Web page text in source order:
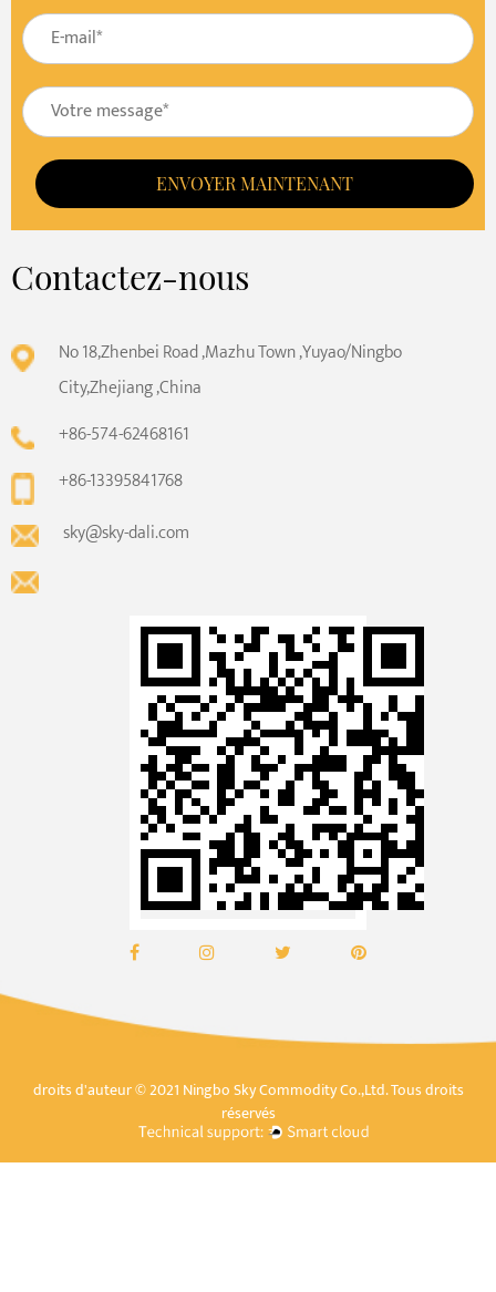
ENVOYER MAINTENANT
Contactez-nous
No 18,Zhenbei Road ,Mazhu Town ,Yuyao/Ningbo
City,Zhejiang ,China
+86-574-62468161
+86-13395841768
sky@sky-dali.com
droits d'auteur © 2021 Ningbo Sky Commodity Co.,Ltd. Tous droits
réservés